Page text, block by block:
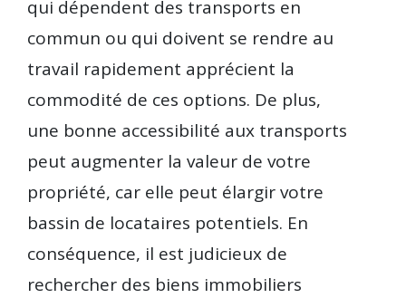
qui dépendent des transports en
commun ou qui doivent se rendre au
travail rapidement apprécient la
commodité de ces options. De plus,
une bonne accessibilité aux transports
peut augmenter la valeur de votre
propriété, car elle peut élargir votre
bassin de locataires potentiels. En
conséquence, il est judicieux de
rechercher des biens immobiliers